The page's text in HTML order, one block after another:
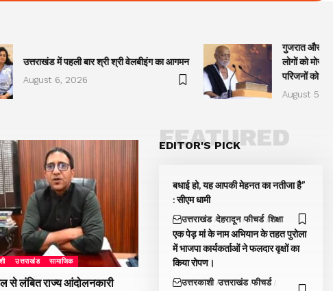
उत्तराखंड में पहली बार श्री श्री वेलबीइंग का आगमन
August 6, 2026
गुजरात और
लोगों को
परिजनों को
August 5,
उत्तराखंड सामाजिक
से लंबित राज्य आंदोलनकारी
EDITOR'S PICK
FEATURED
बधाई हो, यह आपकी मेहनत का नतीजा है”
: सीएम धामी
उत्तराखंड देहरादून फीचर्ड शिक्षा
एक पेड़ मां के नाम अभियान के तहत पुरोला
में भाजपा कार्यकर्ताओं ने फलदार वृक्षों का
किया रोपण।
उत्तरकाशी उत्तराखंड फीचर्ड